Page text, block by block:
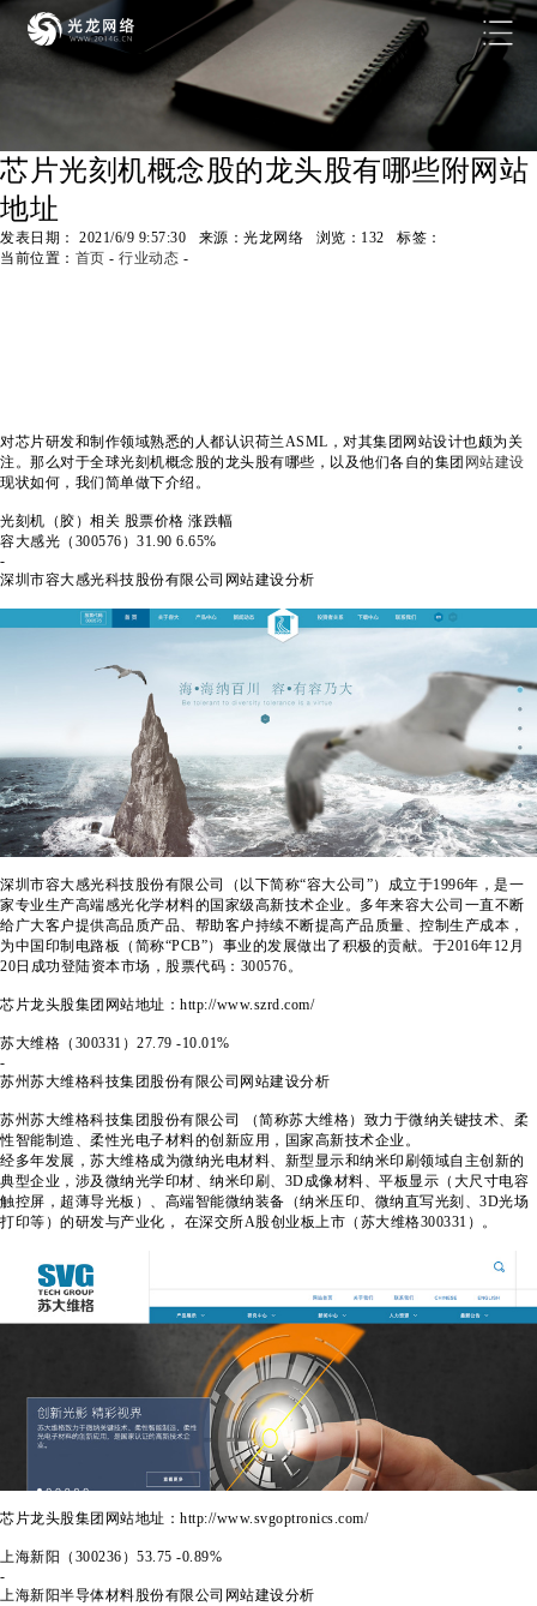
芯片光刻机概念股的龙头股有哪些附网站
地址
发表日期： 2021/6/9 9:57:30 来源：光龙网络 浏览： 132 标签：
当前位置： 首页 - 行业动态 -
对芯片研发和制作领域熟悉的人都认识荷兰ASML，对其集团网站设计也颇为关
注。那么对于全球光刻机概念股的龙头股有哪些，以及他们各自的集团 网站建设
现状如何，我们简单做下介绍。
光刻机（胶）相关 股票价格 涨跌幅
容大感光（300576）31.90 6.65%
-
深圳市容大感光科技股份有限公司网站建设分析
深圳市容大感光科技股份有限公司（以下简称“容大公司”）成立于1996年，是一
家专业生产高端感光化学材料的国家级高新技术企业。多年来容大公司一直不断
给广大客户提供高品质产品、帮助客户持续不断提高产品质量、控制生产成本，
为中国印制电路板（简称“PCB”）事业的发展做出了积极的贡献。于2016年12月
20日成功登陆资本市场，股票代码：300576。
芯片龙头股集团网站地址：http://www.szrd.com/
苏大维格（300331） 27.79 -10.01%
-
苏州苏大维格科技集团股份有限公司 网站建设分析
苏州苏大维格科技集团股份有限公司 （简称苏大维格）致力于微纳关键技术、柔
性智能制造、柔性光电子材料的创新应用，国家高新技术企业。
经多年发展，苏大维格成为微纳光电材料、新型显示和纳米印刷领域自主创新的
典型企业，涉及微纳光学印材、纳米印刷、3D成像材料、平板显示（大尺寸电容
触控屏，超薄导光板）、高端智能微纳装备（纳米压印、微纳直写光刻、3D光场
打印等）的研发与产业化， 在深交所A股创业板上市（苏大维格300331）。
芯片龙头股集团网站地址：http://www.svgoptronics.com/
上海新阳（300236） 53.75 -0.89%
-
上海新阳半导体材料股份有限公司 网站建设分析